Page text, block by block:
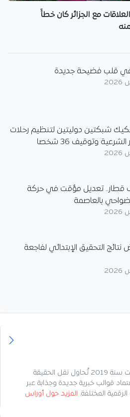
مع الجزائر كان خطأً
في قلب فضيحة جديدة
شبكتين دوليتين لتنظيم رحلات
وتوقيف 36 شخصا
قطار.. تعديل مؤقت في حركة
بالعاصمة
التحقيق الإبتدائي لفاجعة
مؤسسة إخبارية جزائرية تأسست سنة 2019 تُحاول نقل الحقيقة
قوالب خبرية جديدة وجذابة عبر
المختلفة. المزيد حول أوراس